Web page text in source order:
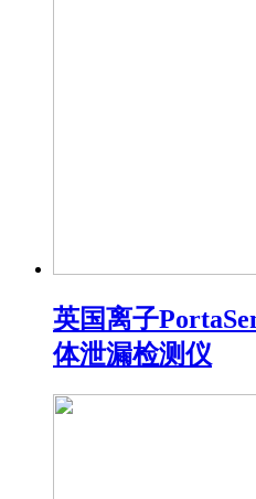
英国离子
体泄漏检测仪